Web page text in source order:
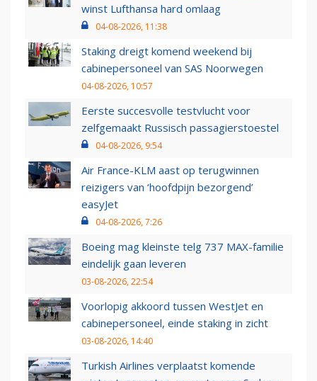
winst Lufthansa hard omlaag
04-08-2026, 11:38
Staking dreigt komend weekend bij
cabinepersoneel van SAS Noorwegen
04-08-2026, 10:57
Eerste succesvolle testvlucht voor
zelfgemaakt Russisch passagierstoestel
04-08-2026, 9:54
Air France-KLM aast op terugwinnen
reizigers van ‘hoofdpijn bezorgend’
easyJet
04-08-2026, 7:26
Boeing mag kleinste telg 737 MAX-familie
eindelijk gaan leveren
03-08-2026, 22:54
Voorlopig akkoord tussen WestJet en
cabinepersoneel, einde staking in zicht
03-08-2026, 14:40
Turkish Airlines verplaatst komende